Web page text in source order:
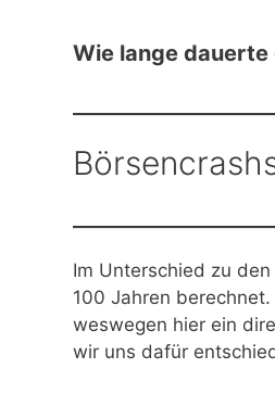
Wie lange
Im Unterschied zu
100 Jahren
weswegen hier ein
wir uns dafür